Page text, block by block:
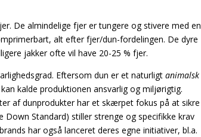
De almindelige fjer er tungere og stivere med en
alt efter fjer/dun-fordelingen. De dyre
jakker ofte vil have 20-25 % fjer.
Eftersom dun er et naturligtanimalsk
kalde produktionen ansvarlig og miljørigtig.
af dunprodukter har et skærpet fokus på at sikre
Down Standard) stiller strenge og specifikke krav
har også lanceret deres egne initiativer, bl.a.